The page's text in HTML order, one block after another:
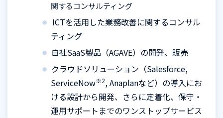
関するコンサルティング
ICTを活用した業務改善に関するコンサル
ティング
自社SaaS製品（AGAVE）の開発、販売
クラウドソリューション（Salesforce,
ServiceNow※2, Anaplanなど）の導入にお
ける設計から開発、さらに定着化、保守・
運用サポートまでのワンストップサービス